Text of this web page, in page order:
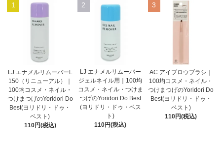
1
LJ エナメルリムーバーL
150（リニューアル）｜
100均コスメ・ネイル・
つけまつげのYoridori Do
Best(ヨリドリ・ドゥ・
ベスト)
110円(税込)
2
LJ エナメルリムーバー
ジェルネイル用｜100均
コスメ・ネイル・つけま
つげのYoridori Do Best
(ヨリドリ・ドゥ・ベス
ト)
110円(税込)
3
AC アイブロウブラシ｜
100均コスメ・ネイル・
つけまつげのYoridori Do
Best(ヨリドリ・ドゥ・
ベスト)
110円(税込)